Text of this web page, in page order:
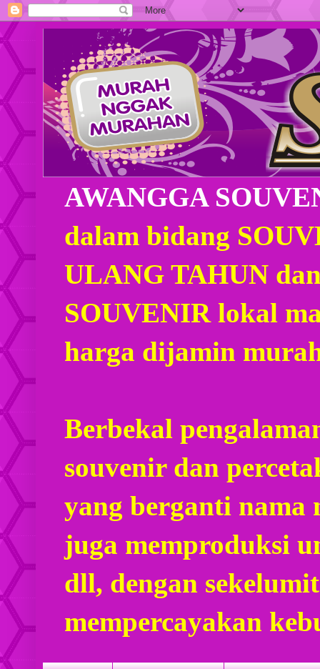
AWANGGA
dalam bidang
ULANG TAHUN
SOUVENIR lokal
harga dijamin
Berbekal
souvenir dan
yang berganti nama
juga memproduksi
dll, dengan
mempercayakan